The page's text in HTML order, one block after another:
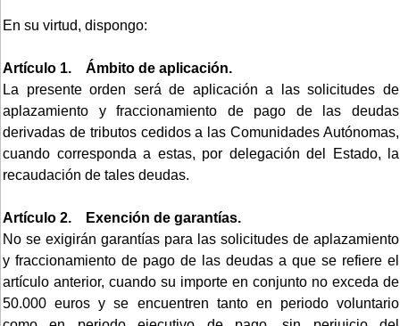
En su virtud, dispongo:
Artículo 1. Ámbito de aplicación.
La presente orden será de aplicación a las solicitudes de
aplazamiento y fraccionamiento de pago de las deudas
derivadas de tributos cedidos a las Comunidades Autónomas,
cuando corresponda a estas, por delegación del Estado, la
recaudación de tales deudas.
Artículo 2. Exención de garantías.
No se exigirán garantías para las solicitudes de aplazamiento
y fraccionamiento de pago de las deudas a que se refiere el
artículo anterior, cuando su importe en conjunto no exceda de
50.000 euros y se encuentren tanto en periodo voluntario